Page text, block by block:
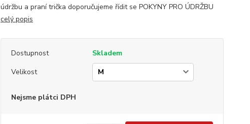
údržbu a praní trička doporučujeme řídit se POKYNY PRO ÚDRŽBU
celý popis
Dostupnost
Skladem
Velikost
Nejsme plátci DPH